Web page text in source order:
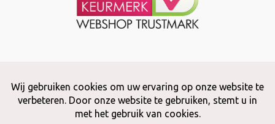
Copyright © 2026 Snuffelstore
Adax BV - 0032 (0)50 66 56 51 -info@snuffelstore.be